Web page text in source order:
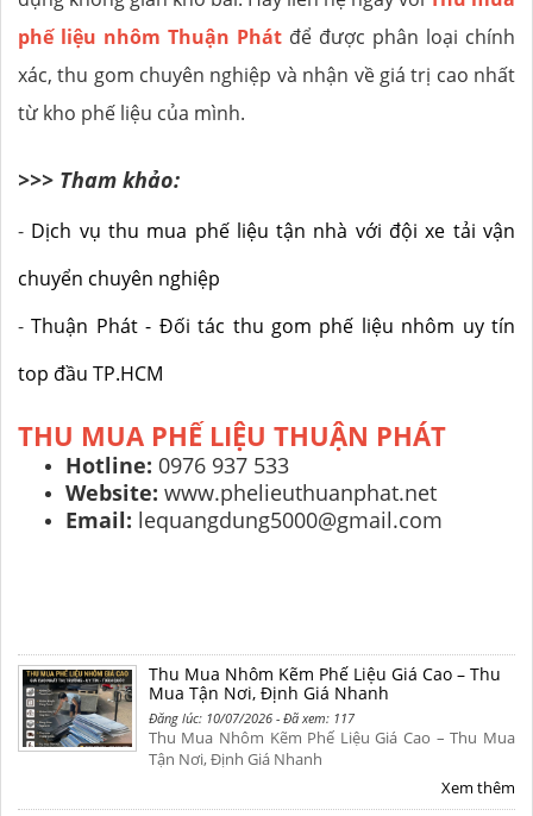
phế liệu nhôm Thuận Phát để được phân loại chính
xác, thu gom chuyên nghiệp và nhận về giá trị cao nhất
từ kho phế liệu của mình.
>>> Tham khảo:
- Dịch vụ thu mua phế liệu tận nhà với đội xe tải vận
chuyển chuyên nghiệp
-Thuận Phát - Đối tác thu gom phế liệu nhôm uy tín
top đầu TP.HCM
THU MUA PHẾ LIỆU THUẬN PHÁT
Hotline: 0976 937 533
Website: www.phelieuthuanphat.net
Email: lequangdung5000@gmail.com
Thu Mua Nhôm Kẽm Phế Liệu Giá Cao – Thu
Mua Tận Nơi, Định Giá Nhanh
Đăng lúc: 10/07/2026 - Đã xem: 117
Thu Mua Nhôm Kẽm Phế Liệu Giá Cao – Thu Mua
Tận Nơi, Định Giá Nhanh
Xem thêm